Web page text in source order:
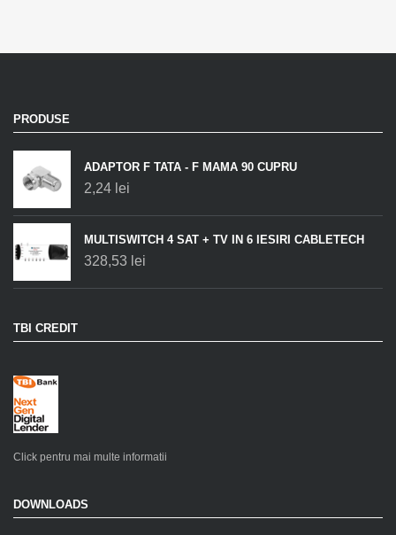
PRODUSE
ADAPTOR F TATA - F MAMA 90 CUPRU
2,24 lei
MULTISWITCH 4 SAT + TV IN 6 IESIRI CABLETECH
328,53 lei
TBI CREDIT
Click pentru mai multe informatii
DOWNLOADS